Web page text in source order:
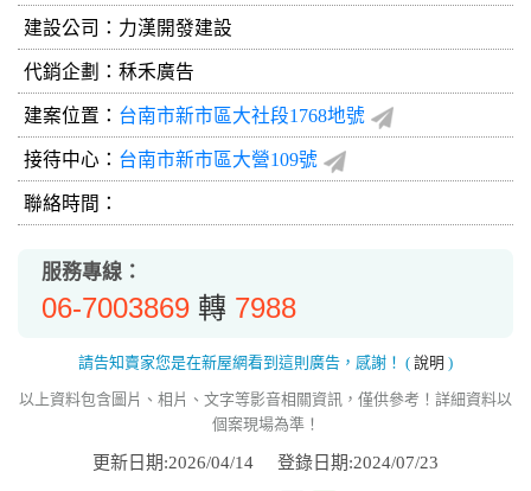
建設公司： 力漢開發建設
代銷企劃：秝禾廣告
建案位置： 台南市新市區大社段1768地號
接待中心： 台南市新市區大營109號
聯絡時間：
服務專線：
06-7003869 轉 7988
請告知賣家您是在新屋網看到這則廣告，感謝！ ( 說明 )
以上資料包含圖片、相片、文字等影音相關資訊，僅供參考！詳細資料以
個案現場為準！
更新日期:2026/04/14 登錄日期:2024/07/23